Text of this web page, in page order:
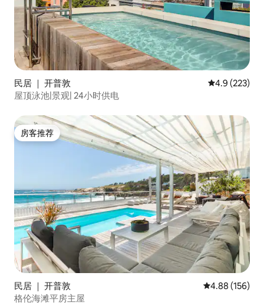
民居 ｜ 开普敦 平均评分 4.9
4.9 (223)
屋顶泳池|景观| 24小时供电
房客推荐
房客推荐
民居 ｜ 开普敦 平均评分 4.88
4.88 (156)
格伦海滩平房主屋